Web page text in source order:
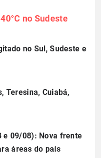
no Sudeste
no Sul, Sudeste e
Teresina, Cuiabá,
e 09/08): Nova frente
áreas do país